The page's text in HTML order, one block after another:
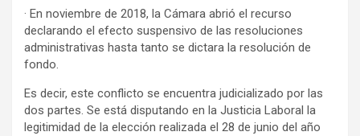
· En noviembre de 2018, la Cámara abrió el recurso
declarando el efecto suspensivo de las resoluciones
administrativas hasta tanto se dictara la resolución de
fondo.
Es decir, este conflicto se encuentra judicializado por las
dos partes. Se está disputando en la Justicia Laboral la
legitimidad de la elección realizada el 28 de junio del año